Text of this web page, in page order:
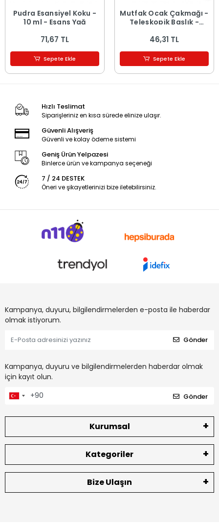
Pudra Esansiyel Koku -
10 ml - Esans Yağ
71,67 TL
Sepete Ekle
Mutfak Ocak Çakmağı -
Teleskopik Başlık -
46,31 TL
Sepete Ekle
Hızlı Teslimat
Siparişleriniz en kısa sürede elinize ulaşır.
Güvenli Alışveriş
Güvenli ve kolay ödeme sistemi
Geniş Ürün Yelpazesi
Binlerce ürün ve kampanya seçeneği
7 / 24 DESTEK
Öneri ve şikayetlerinizi bize iletebilirsiniz.
Kampanya, duyuru, bilgilendirmelerden e-posta ile haberdar
olmak istiyorum.
Gönder
Kampanya, duyuru ve bilgilendirmelerden haberdar olmak
için kayıt olun.
Gönder
Kurumsal
Kategoriler
Bize Ulaşın